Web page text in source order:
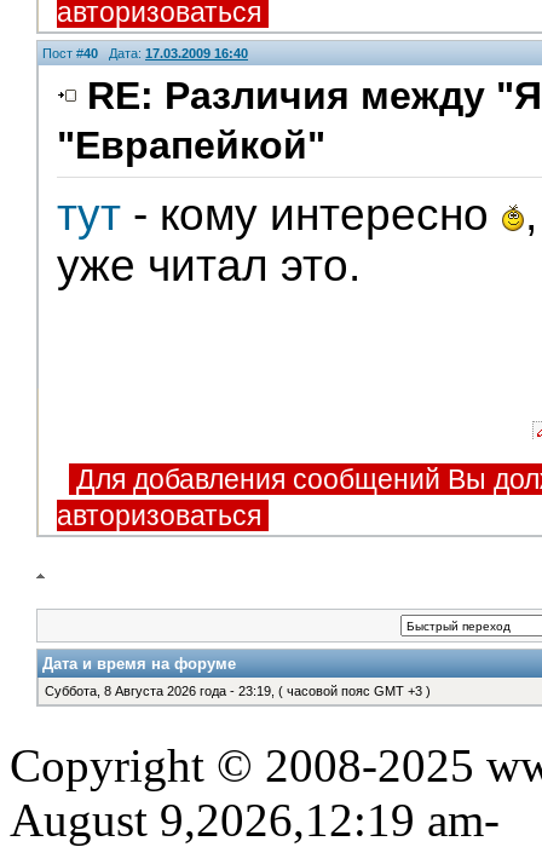
авторизоваться
Пост #40 Дата: 17.03.2009 16:40
RE: Различия между
"Еврапейкой"
тут - кому интересно
уже читал это.
Для добавления сообщений Вы
авторизоваться
Дата и время на форуме
Суббота, 8 Августа 2026 года - 23:19, ( часовой пояс GMT +3 )
Copyright © 2008-2025
August 9,2026,12:19 am-